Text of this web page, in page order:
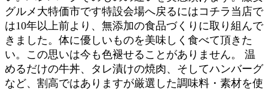
グルメ大特価市です特設会場へ戻るにはコチラ当店で
は10年以上前より、無添加の食品づくりに取り組んで
きました。体に優しいものを美味しく食べて頂きた
い。この思いは今も色褪せることがありません。 温
めるだけの牛丼、タレ漬けの焼肉、そしてハンバーグ
など、割高ではありますが厳選した調味料・素材を使